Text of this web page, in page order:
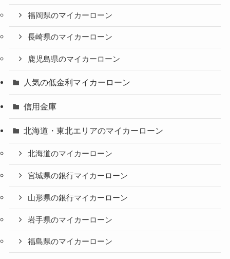
福岡県のマイカーローン
長崎県のマイカーローン
鹿児島県のマイカーローン
人気の低金利マイカーローン
信用金庫
北海道・東北エリアのマイカーローン
北海道のマイカーローン
宮城県の銀行マイカーローン
山形県の銀行マイカーローン
岩手県のマイカーローン
福島県のマイカーローン